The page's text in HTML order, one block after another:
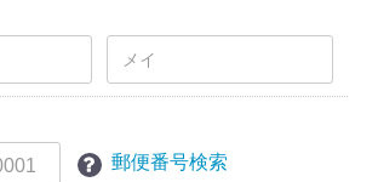
郵便番号検索